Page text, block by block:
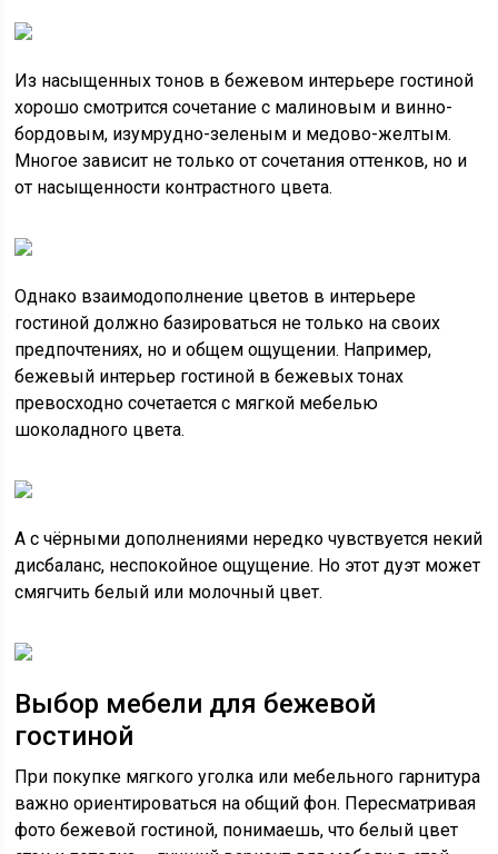
Из насыщенных тонов в бежевом интерьере гостиной
хорошо смотрится сочетание с малиновым и винно-
бордовым, изумрудно-зеленым и медово-желтым.
Многое зависит не только от сочетания оттенков, но и
от насыщенности контрастного цвета.
Однако взаимодополнение цветов в интерьере
гостиной должно базироваться не только на своих
предпочтениях, но и общем ощущении. Например,
бежевый интерьер гостиной в бежевых тонах
превосходно сочетается с мягкой мебелью
шоколадного цвета.
А с чёрными дополнениями нередко чувствуется некий
дисбаланс, неспокойное ощущение. Но этот дуэт может
смягчить белый или молочный цвет.
Выбор мебели для бежевой
гостиной
При покупке мягкого уголка или мебельного гарнитура
важно ориентироваться на общий фон. Пересматривая
фото бежевой гостиной, понимаешь, что белый цвет